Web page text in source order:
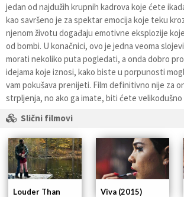
jedan od najdužih krupnih kadrova koje ćete
kao savršeno je za spektar emocija koje teku
njenom životu događaju emotivne eksplozije
od bombi. U konačnici, ovo je jedna veoma
morati nekoliko puta pogledati, a onda dobro
idejama koje iznosi, kako biste u porpunosti
vam pokušava prenijeti. Film definitivno nije za
strpljenja, no ako ga imate, biti ćete velikodušno
Slični filmovi
Louder Than
Viva (2015)